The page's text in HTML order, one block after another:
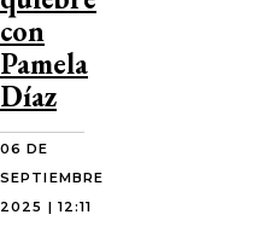
con
Pamela
Díaz
06 DE
SEPTIEMBRE
2025 | 12:11